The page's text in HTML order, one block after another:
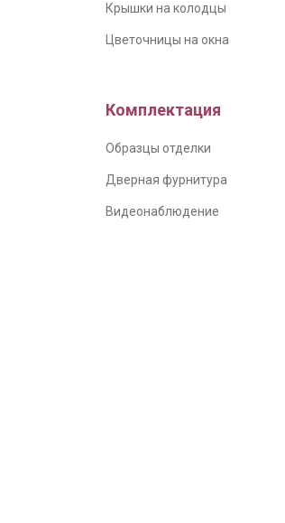
Крышки на колодцы
Цветочницы на окна
Комплектация
Образцы отделки
Дверная фурнитура
Видеонаблюдение